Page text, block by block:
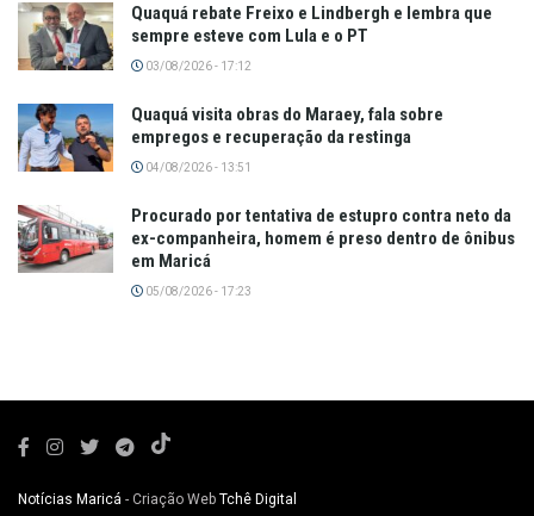
Quaquá rebate Freixo e Lindbergh e lembra que
sempre esteve com Lula e o PT
03/08/2026 - 17:12
Quaquá visita obras do Maraey, fala sobre
empregos e recuperação da restinga
04/08/2026 - 13:51
Procurado por tentativa de estupro contra neto da
ex-companheira, homem é preso dentro de ônibus
em Maricá
05/08/2026 - 17:23
Notícias Maricá - Criação Web Tchê Digital